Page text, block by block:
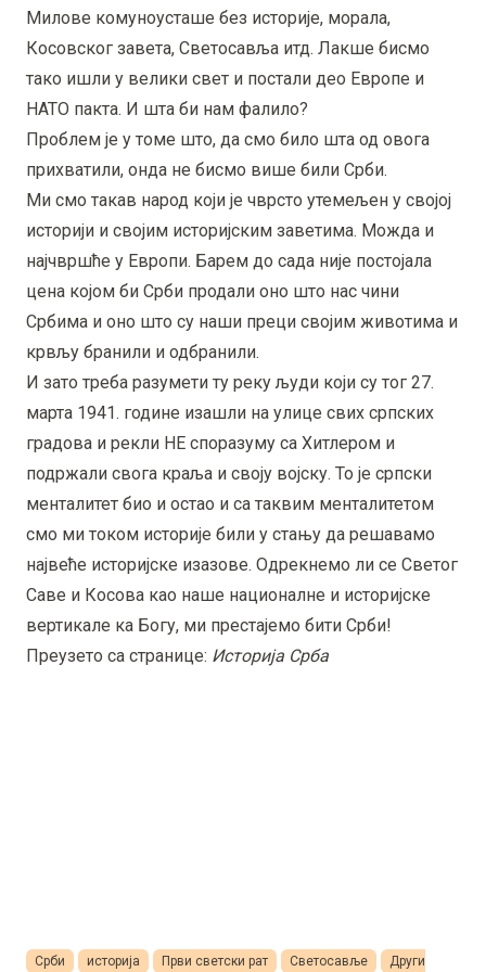
Милове комуноусташе без историје, морала,
Косовског завета, Светосавља итд. Лакше бисмо
тако ишли у велики свет и постали део Европе и
НАТО пакта. И шта би нам фалило?
Проблем је у томе што, да смо било шта од овога
прихватили, онда не бисмо више били Срби.
Ми смо такав народ који је чврсто утемељен у својој
историји и својим историјским заветима. Можда и
најчвршће у Европи. Барем до сада није постојала
цена којом би Срби продали оно што нас чини
Србима и оно што су наши преци својим животима и
крвљу бранили и одбранили.
И зато треба разумети ту реку људи који су тог 27.
марта 1941. године изашли на улице свих српских
градова и рекли НЕ споразуму са Хитлером и
подржали свога краља и своју војску. То је српски
менталитет био и остао и са таквим менталитетом
смо ми током историје били у стању да решавамо
највеће историјске изазове. Одрекнемо ли се Светог
Саве и Косова као наше националне и историјске
вертикале ка Богу, ми престајемо бити Срби!
Преузето са странице: Историја Срба
Срби историја Први светски рат Светосавље
Други